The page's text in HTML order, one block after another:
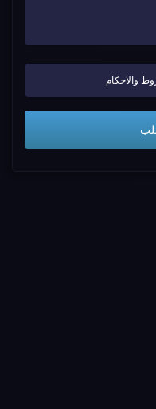
والاحكام